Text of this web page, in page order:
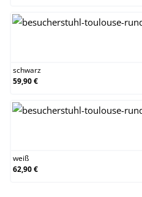
schwarz
59,90 €
weiß
62,90 €